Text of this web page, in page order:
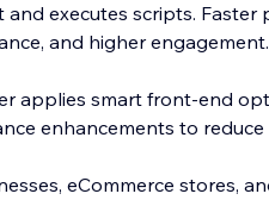
executes scripts.
and higher engagement.
applies smart front-end
enhancements to
eCommerce stores,